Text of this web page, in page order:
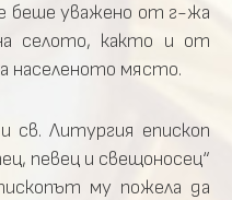
беше уважено от г-жа
селото, както и от
населеното място.
св. Литургия епископ
певец и свещоносец“
му пожела да